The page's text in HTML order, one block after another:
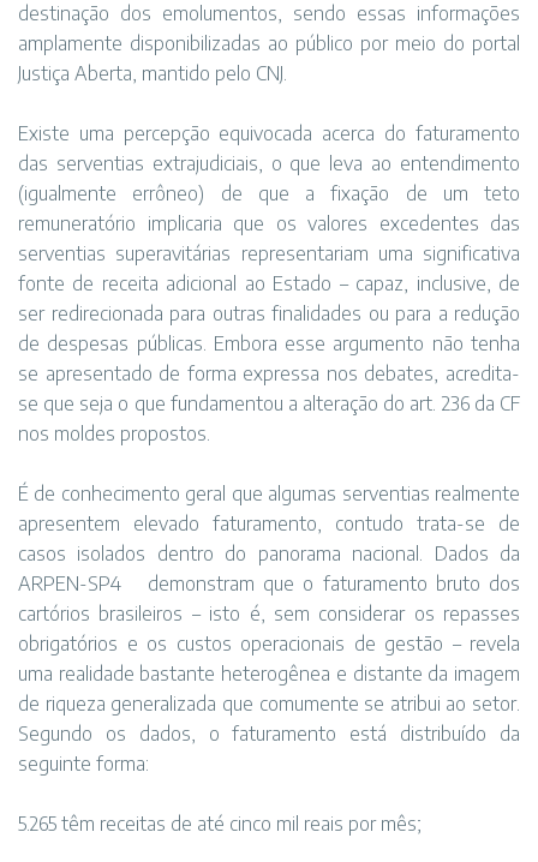
destinação dos emolumentos, sendo essas informações
amplamente disponibilizadas ao público por meio do portal
Justiça Aberta, mantido pelo CNJ.
Existe uma percepção equivocada acerca do faturamento
das serventias extrajudiciais, o que leva ao entendimento
(igualmente errôneo) de que a fixação de um teto
remuneratório implicaria que os valores excedentes das
serventias superavitárias representariam uma significativa
fonte de receita adicional ao Estado – capaz, inclusive, de
ser redirecionada para outras finalidades ou para a redução
de despesas públicas. Embora esse argumento não tenha
se apresentado de forma expressa nos debates, acredita-
se que seja o que fundamentou a alteração do art. 236 da CF
nos moldes propostos.
É de conhecimento geral que algumas serventias realmente
apresentem elevado faturamento, contudo trata-se de
casos isolados dentro do panorama nacional. Dados da
ARPEN-SP4 demonstram que o faturamento bruto dos
cartórios brasileiros – isto é, sem considerar os repasses
obrigatórios e os custos operacionais de gestão – revela
uma realidade bastante heterogênea e distante da imagem
de riqueza generalizada que comumente se atribui ao setor.
Segundo os dados, o faturamento está distribuído da
seguinte forma:
5.265 têm receitas de até cinco mil reais por mês;